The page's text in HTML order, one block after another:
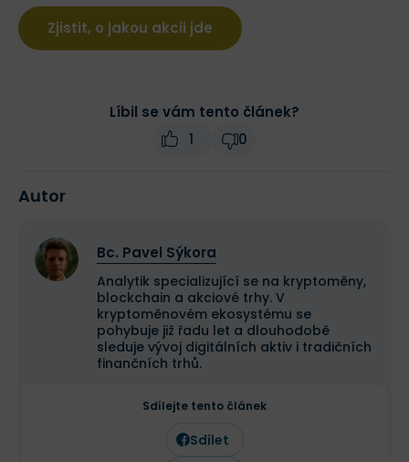
Zjistit, o jakou akcii jde
Líbil se vám tento článek?
1
0
Autor
Bc. Pavel Sýkora
Analytik specializující se na kryptoměny,
blockchain a akciové trhy. V
kryptoměnovém ekosystému se
pohybuje již řadu let a dlouhodobě
sleduje vývoj digitálních aktiv i tradičních
finančních trhů.
Sdílejte tento článek
Sdílet